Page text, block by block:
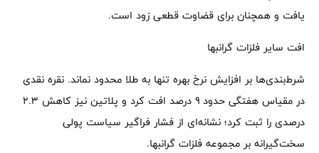
یافت و همچنان برای قضاوت قطعی زود است.
افت سایر فلزات گرانبها
شرط‌بندی‌ها بر افزایش نرخ بهره تنها به طلا محدود نماند. نقره نقدی
در مقیاس هفتگی حدود ۹ درصد افت کرد و پلاتین نیز کاهش ۲.۳
درصدی را ثبت کرد؛ نشانه‌ای از فشار فراگیر سیاست پولی
سخت‌گیرانه بر مجموعه فلزات گرانبها.